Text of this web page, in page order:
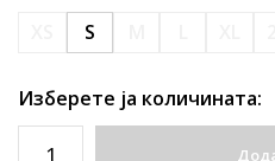
S
Изберете ја количината: